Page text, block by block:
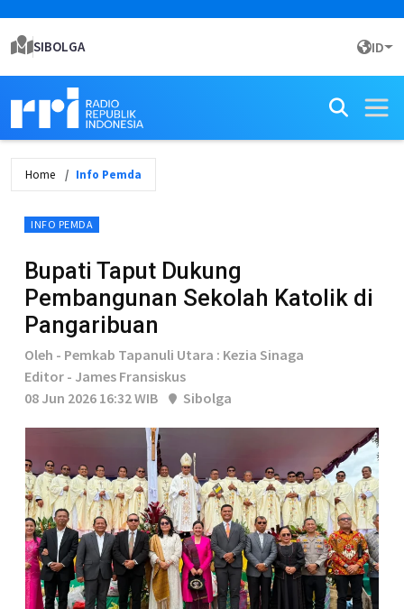
SIBOLGA ID
Home Info Pemda
INFO PEMDA
Bupati Taput Dukung
Pembangunan Sekolah Katolik di
Pangaribuan
Oleh - Pemkab Tapanuli Utara : Kezia Sinaga
Editor - James Fransiskus
08 Jun 2026 16:32 WIB
Sibolga